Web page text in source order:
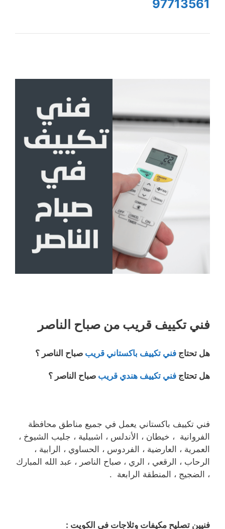
97713561
فني تكييف قريب من صباح الناصر
هل تحتاج فني تكييف باكستاني قريب صباح الناصر ؟
هل تحتاج فني تكييف هندي قريب صباح الناصر ؟
فني تكييف باكستاني يعمل في جميع مناطق محافظة
الفروانية ، خيطان ، الأندلس ، اشبيلية ، جليب الشيوخ ،
العمرية ، العارضية ، الفردوس ، الحساوي ، الرابية ،
الرحاب ، الرقعي ، الري ، صباح الناصر ، عبد الله المبارك
، الضجيج ، المنطقة الرابعة .
فنيين تصليح مكيفات وثلاجات في الكويت :